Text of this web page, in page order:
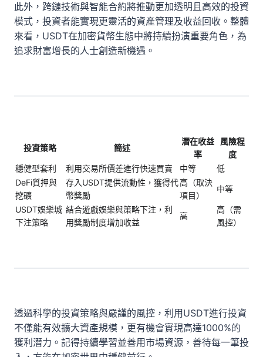
此外，跨鏈技術與智能合約將推動更加透明且高效的投資
模式，投資者能實現更靈活的資產管理及收益回收。整體
來看，USDT在加密貨幣生態中將持續扮演重要角色，為
追求財富增長的人士創造新機遇。
投資策略 簡述
潛在收益
率
風險程
度
穩健型套利
利用交易所價差進行快速買賣 中等
低
DeFi質押與
挖礦
存入USDT提供流動性，獲得代
幣獎勵
高（取決
項目）
中等
USDT娛樂城
下注策略
結合遊戲娛樂與策略下注，利
用獎勵制度增加收益
高
高（需
風控）
透過科學的投資策略與嚴謹的風控，利用USDT進行投資
不僅能有效擴大資產規模，更有機會實現高達1000%的
獲利潛力。記得持續學習並善用市場資源，善待每一筆投